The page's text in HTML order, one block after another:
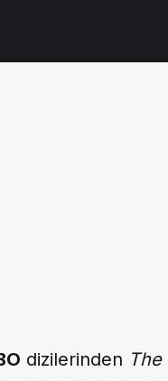
dizilerinden